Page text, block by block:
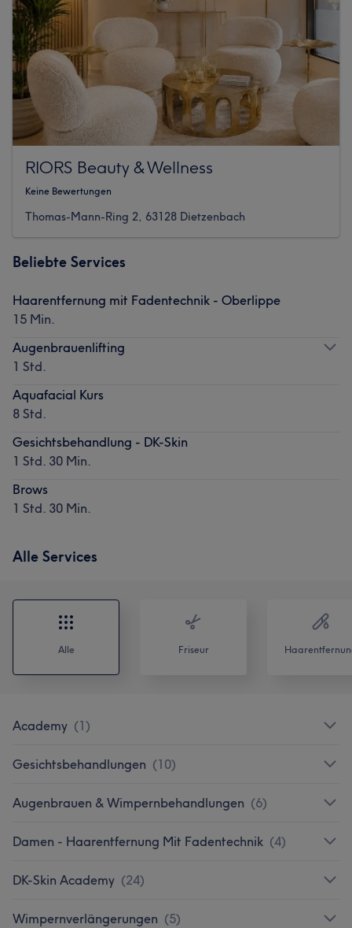
RIORS Beauty & Wellness
Keine Bewertungen
Thomas-Mann-Ring 2, 63128 Dietzenbach
Beliebte Services
Haarentfernung mit Fadentechnik - Oberlippe
15 Min.
Augenbrauenlifting
1 Std.
Aquafacial Kurs
8 Std.
Gesichtsbehandlung - DK-Skin
1 Std. 30 Min.
Brows
1 Std. 30 Min.
Alle Services
Alle Friseur
Academy (1)
Gesichtsbehandlungen (10)
Augenbrauen & Wimpernbehandlungen (6)
Damen - Haarentfernung Mit Fadentechnik (4)
DK-Skin Academy (24)
Wimpernverlängerungen (5)